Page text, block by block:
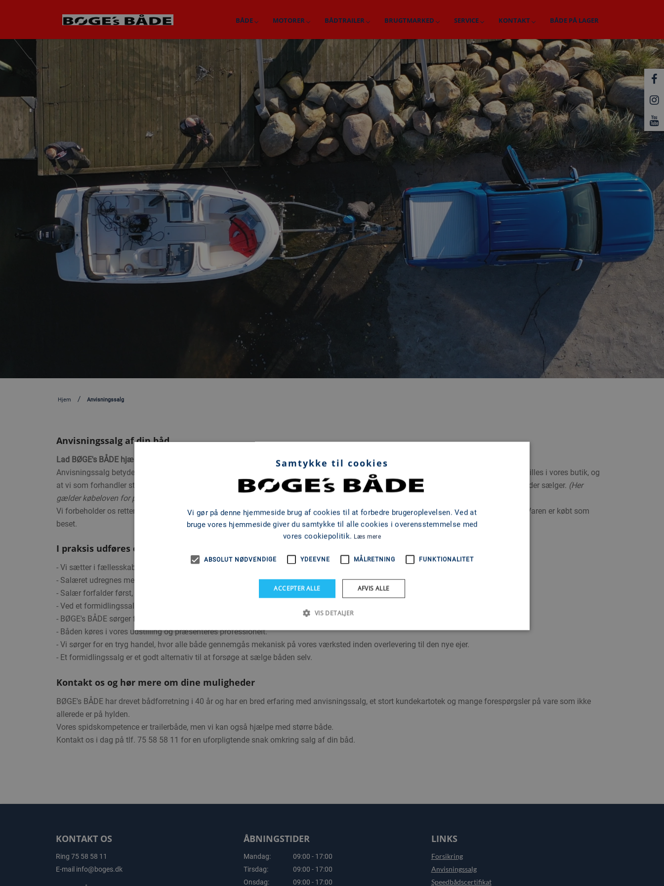
BÅDE MOTORER BÅDTRAILER BRUGTMARKED SERVICE KONTAKT BÅDE PÅ LAGER
Hjem Anvisningssalg
Anvisningssalg af din båd
Lad BØGE's BÅDE hjælpe dig med at få solgt din båd
Anvisningssalg betyder helt simpelt et salg mellem to private, men med en forhandler som mellemled. Det vil sige at den brugte båd udstilles i vores butik, og
at vi som forhandler står for alt salg af båden, samt underskriver salgsaftalen med køberen, selv om det rent juridisk er den tidligere ejer, der sælger. (Her
gælder købeloven for privathandel).
Vi forbeholder os retten til ikke at give nogen form for garanti eller reklamationsret på både eller motorer solgt i form af anvisningssalg. Varen er købt som
beset.
I praksis udføres et anvisningssalg således:
- Vi sætter i fællesskab en salgspris.
- Salæret udregnes mellem BØGE's BÅDE og sælger i forbindelse med prissætning.
- Salær forfalder først, når handelen er endeligt afsluttet, og køber har indbetalt købesummen.
- Ved et formidlingssalg betaler du en procentdel af salgsprisen eller en fast aftalt salærpris.
- BØGE's BÅDE sørger for annoncering på fire forskellige salgskanaler, inkl. fotografering og oprettelse.
- Båden køres i vores udstilling og præsenteres professionelt.
- Vi sørger for en tryg handel, hvor alle både gennemgås mekanisk på vores værksted inden overlevering til den nye ejer.
- Et formidlingssalg er et godt alternativ til at forsøge at sælge båden selv.
Kontakt os og hør mere om dine muligheder
BØGE's BÅDE har drevet bådforretning i 40 år og har en bred erfaring med anvisningssalg, et stort kundekartotek og mange forespørgsler på vare som ikke
allerede er på hylden.
Vores spidskompetence er trailerbåde, men vi kan også hjælpe med større både.
Kontakt os i dag på tlf. 75 58 58 11 for en uforpligtende snak omkring salg af din båd.
KONTAKT OS
Ring 75 58 58 11
E-mail info@boges.dk
ÅBNINGSTIDER
Mandag:
09:00 - 17:00
Tirsdag:
09:00 - 17:00
Onsdag:
09:00 - 17:00
LINKS
Forsikring
Anvisningssalg
Speedbådscertifikat
Samtykke til cookies
Vi gør på denne hjemmeside brug af cookies til at forbedre brugeroplevelsen. Ved at
bruge vores hjemmeside giver du samtykke til alle cookies i overensstemmelse med
vores cookiepolitik. Læs mere
ABSOLUT NØDVENDIGE YDEEVNE MÅLRETNING FUNKTIONALITET
ACCEPTER ALLE AFVIS ALLE
VIS DETALJER